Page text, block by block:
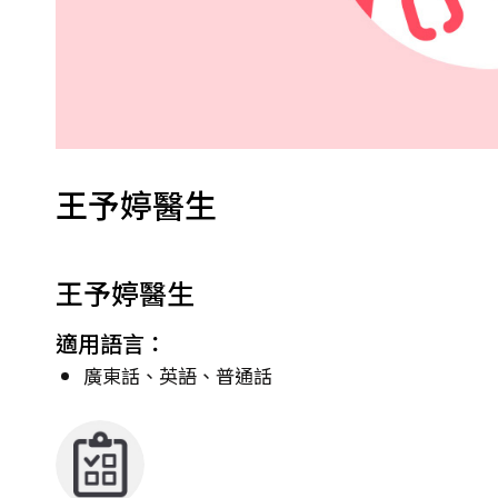
王予婷醫生
王予婷醫生
適用語言：
廣東話、英語、普通話